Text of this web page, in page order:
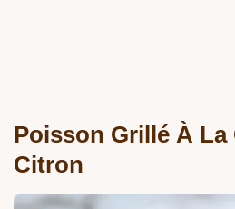
Poisson Grillé À La
Citron